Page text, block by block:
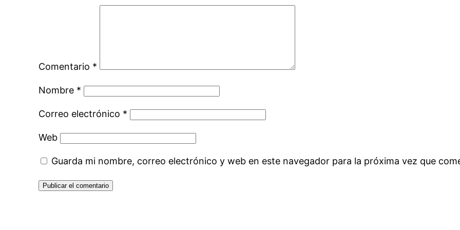
Comentario *
Nombre *
Correo electrónico *
Web
Guarda mi nombre, correo electrónico y web en este navegador para la próxima vez que